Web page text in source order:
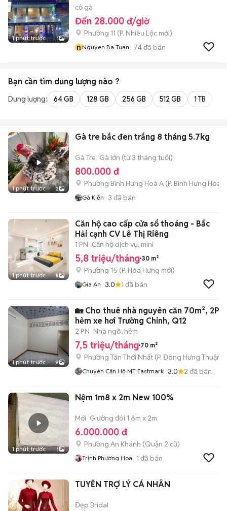
1 phút trước 1
cỏ gà
Đến 28.000 đ/giờ
Phường 11 (P. Nhiêu Lộc mới)
nNguyen Ba Tuan 74đã bán
Bạn cần tìm dung lượng nào ?
Dung lượng: 64 GB 128 GB 256 GB 512 GB 1 TB
1 phút trước 2
Gà tre bắc đen trắng 8 tháng 5.7kg
Gà Tre Gà lớn (từ 3 tháng tuổi)
800.000 đ
Phường Bình Hưng Hoà A (P. Bình Hưng Hòa
Gà Kiển 3 đã bán
1 phút trước 5
Căn hộ cao cấp cửa sổ thoáng - Bắc
Hải cạnh CV Lê Thị Riêng
1 PN Căn hộ dịch vụ, mini
5,8 triệu/tháng 30 m²
Phường 15 (P. Hòa Hưng mới)
Gia An 3.0 1 đã bán
1 phút trước 9
🏡 Cho thuê nhà nguyên căn 70m²,
hẻm xe hơi Trường Chinh, Q12
2 PN Nhà ngõ, hẻm
7,5 triệu/tháng 70 m²
Phường Tân Thới Nhất (P. Đông Hưng Thuận
Chuyên Căn Hộ MT Eastmark 3.0 2 đã bán
1 phút trước 1
Nệm 1m8 x 2m New 100%
Mới Giường đôi 1.8m x 2m
6.000.000 đ
Phường An Khánh (Quận 2 cũ)
Trịnh Phương Hoa 1 đã bán
TUYỂN TRỢ LÝ CÁ NHÂN
Đẹp Bridal